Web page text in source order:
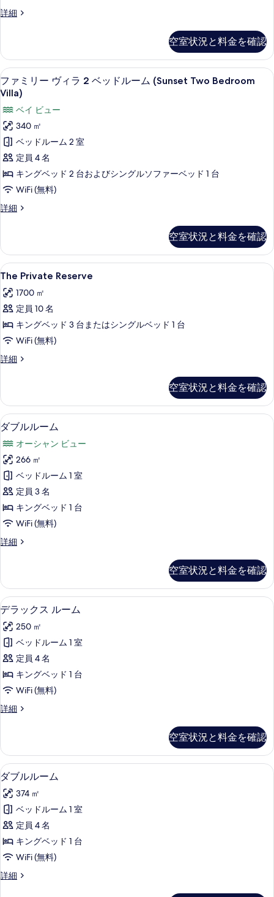
写
を
表
示
す
る
詳細
ル
詳
細
空室状況と料金を確認
フ
ァ
ミ
リ
ー
ヴ
ィ
ラ
2
ベ
ド
ル
ー
ム
(Sunset
Two
Bedroom
Villa)
の
べ
て
の
写
真
を
表
示
す
る
ファミリー ヴィラ 2 ベッドルーム
6
ファミリー ヴィラ 2 ベッドルーム (Sunset Two Bedroom
Villa)
ベイ ビュー
340 ㎡
ベッドルーム 2 室
定員 4 名
キングベッド 2 台およびシングルソファーベッド 1 台
WiFi (無料)
詳細
フ
ー
ヴ
ィ
2
ベ
ド
ル
ム
Villa)
の
詳
細
空室状況と料金を確認
The
Private
Reserve
の
す
べ
て
真
を
表
示
す
る
The Private Reserve | ビーチ / オーシ
14
The Private Reserve
1700 ㎡
定員 10 名
キングベッド 3 台またはシングルベッド 1 台
WiFi (無料)
詳細
The
詳
細
空室状況と料金を確認
ダ
ブ
ル
ル
ー
ム
の
す
べ
の
写
真
を
表
示
す
る
ダブルルーム | ミニバー、セーフテ
11
ダブルルーム
オーシャン ビュー
266 ㎡
ベッドルーム 1 室
定員 3 名
キングベッド 1 台
WiFi (無料)
詳細
ダ
ー
ム
の
細
空室状況と料金を確認
デ
ラ
ッ
ク
ス
ル
ー
ム
す
べ
て
の
写
真
を
表
示
デラックス ルーム | ビーチ / オーシャ
7
デラックス ルーム
250 ㎡
ベッドルーム 1 室
定員 4 名
キングベッド 1 台
WiFi (無料)
詳細
デ
ス
ル
ー
ム
の
詳
空室状況と料金を確認
ダ
ブ
ル
ル
ー
ム
の
す
ダブルルーム | ミニバー、セーフテ
15
ダブルルーム
374 ㎡
ベッドルーム 1 室
定員 4 名
キングベッド 1 台
WiFi (無料)
詳細
ダ